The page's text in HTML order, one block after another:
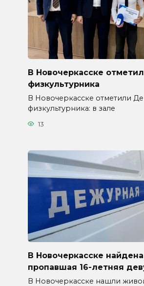
В Новочеркасске
физкультурника
В Новочеркасске отметили
физкультурника: в зале
13
В Новочеркасске найдена
пропавшая 16-летняя
В Новочеркасске нашли